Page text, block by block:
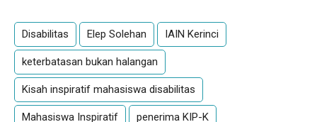
Disabilitas Elep Solehan IAIN Kerinci
keterbatasan bukan halangan
Kisah inspiratif mahasiswa disabilitas
Mahasiswa Inspiratif penerima KIP-K